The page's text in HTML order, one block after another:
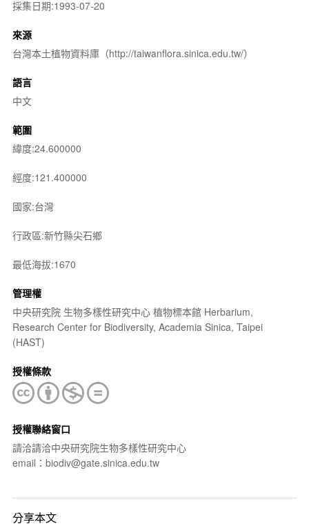
採集日期:1993-07-20
來源
台灣本土植物資料庫（http://taiwanflora.sinica.edu.tw/）
語言
中文
範圍
緯度:24.600000
經度:121.400000
國家:台灣
行政區:新竹縣尖石鄉
最低海拔:1670
管理權
中央研究院 生物多樣性研究中心 植物標本館 Herbarium,
Research Center for Biodiversity, Academia Sinica, Taipei
(HAST)
授權條款
授權聯絡窗口
請洽請洽中央研究院生物多樣性研究中心
email：biodiv@gate.sinica.edu.tw
分享本文